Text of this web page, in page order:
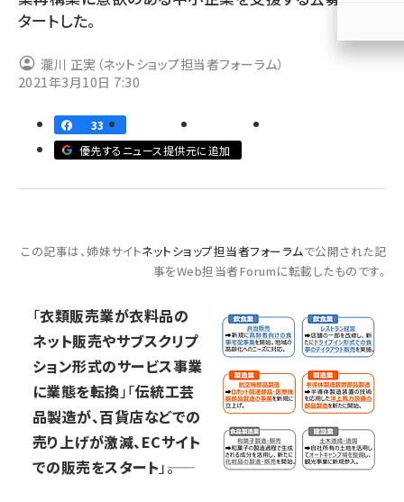
z世代 (1617)
llmo (1155)
タートした。
瀧川 正実（ネットショップ担当者フォーラム）
2021年3月10日 7:30
33
優先するニュース提供元に追加
この記事は、姉妹サイトネットショップ担当者フォーラムで公開された記
事をWeb担当者Forumに転載したものです。
「衣類販売業が衣料品の
ネット販売やサブスクリプ
ション形式のサービス事業
に業態を転換」「伝統工芸
品製造が、百貨店などでの
売り上げが激減、ECサイト
での販売をスタート」――。